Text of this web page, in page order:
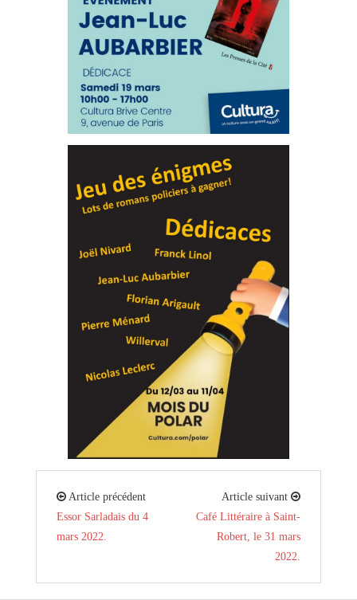
Article précédent
Essor Sarladais du 4
mars 2022.
Article suivant
Café Littéraire à Saint-
Robert, le 31 mars
2022.